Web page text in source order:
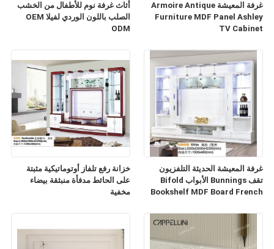
أثاث غرفة نوم للأطفال من الخشب
الصلب باللون الوردي لفيلا OEM
ODM
غرفة المعيشة Armoire Antique
Furniture MDF Panel Ashley
TV Cabinet
خزانة رفع تلفاز أوتوماتيكية مثبتة
على الحائط مدفأة منبثقة بيضاء
مخفية
غرفة المعيشة الحديثة التلفزيون
تقف Bunnings الأبواب Bifold
Bookshelf MDF Board French